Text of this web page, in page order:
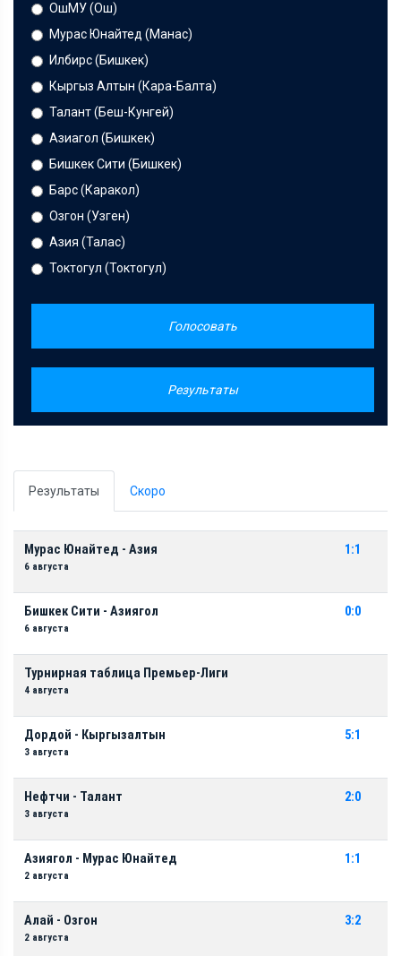
ОшМУ (Ош)
Мурас Юнайтед (Манас)
Илбирс (Бишкек)
Кыргыз Алтын (Кара-Балта)
Талант (Беш-Кунгей)
Азиагол (Бишкек)
Бишкек Сити (Бишкек)
Барс (Каракол)
Озгон (Узген)
Азия (Талас)
Токтогул (Токтогул)
Голосовать
Результаты
Результаты Скоро
Мурас Юнайтед - Азия
6 августа
1:1
Бишкек Сити - Азиягол
6 августа
0:0
Турнирная таблица Премьер-Лиги
4 августа
Дордой - Кыргызалтын
3 августа
5:1
Нефтчи - Талант
3 августа
2:0
Азиягол - Мурас Юнайтед
2 августа
1:1
Алай - Озгон
2 августа
3:2